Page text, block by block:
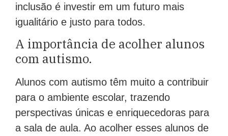
inclusão é investir em um futuro mais
igualitário e justo para todos.
A importância de acolher alunos
com autismo.
Alunos com autismo têm muito a contribuir
para o ambiente escolar, trazendo
perspectivas únicas e enriquecedoras para
a sala de aula. Ao acolher esses alunos de